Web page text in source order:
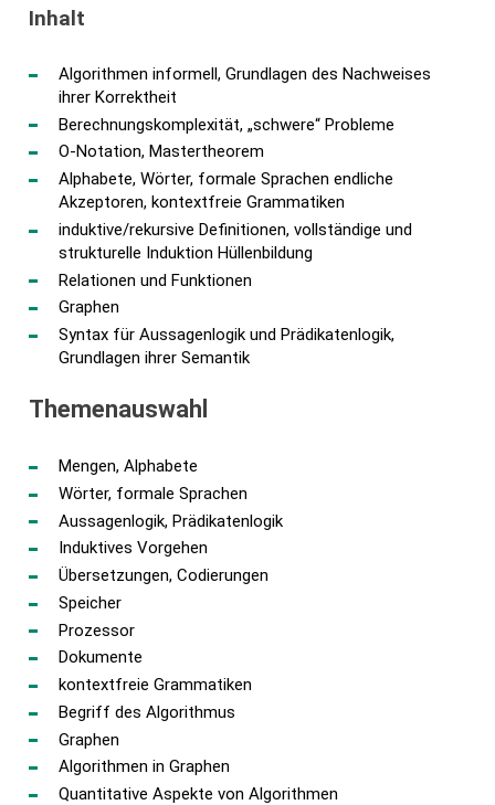
Inhalt
Algorithmen informell, Grundlagen des Nachweises
ihrer Korrektheit
Berechnungskomplexität, „schwere“ Probleme
O-Notation, Mastertheorem
Alphabete, Wörter, formale Sprachen endliche
Akzeptoren, kontextfreie Grammatiken
induktive/rekursive Definitionen, vollständige und
strukturelle Induktion Hüllenbildung
Relationen und Funktionen
Graphen
Syntax für Aussagenlogik und Prädikatenlogik,
Grundlagen ihrer Semantik
Themenauswahl
Mengen, Alphabete
Wörter, formale Sprachen
Aussagenlogik, Prädikatenlogik
Induktives Vorgehen
Übersetzungen, Codierungen
Speicher
Prozessor
Dokumente
kontextfreie Grammatiken
Begriff des Algorithmus
Graphen
Algorithmen in Graphen
Quantitative Aspekte von Algorithmen